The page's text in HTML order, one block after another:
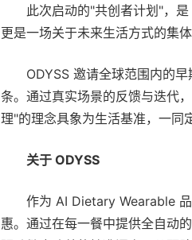
此次启动的"共创者计划"，是
更是一场关于未来生活方式的集体
ODYSS 邀请全球范围内的早
条。通过真实场景的反馈与迭代
理"的理念具象为生活基准，一同
关于 ODYSS
作为 AI Dietary Wearable 品
惠。通过在每一餐中提供全自动